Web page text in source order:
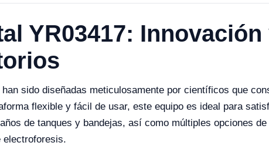
YR03417: Innovación
sido diseñadas meticulosamente por científicos que
flexible y fácil de usar, este equipo es ideal para
de tanques y bandejas, así como múltiples opciones
electroforesis.